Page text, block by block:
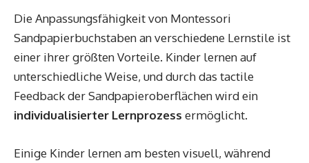
Die Anpassungsfähigkeit von Montessori
Sandpapierbuchstaben an verschiedene Lernstile ist
einer ihrer größten Vorteile. Kinder lernen auf
unterschiedliche Weise, und durch das tactile
Feedback der Sandpapieroberflächen wird ein
individualisierter Lernprozess ermöglicht.
Einige Kinder lernen am besten visuell, während